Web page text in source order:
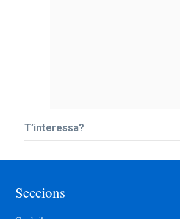
T’interessa?
Seccions